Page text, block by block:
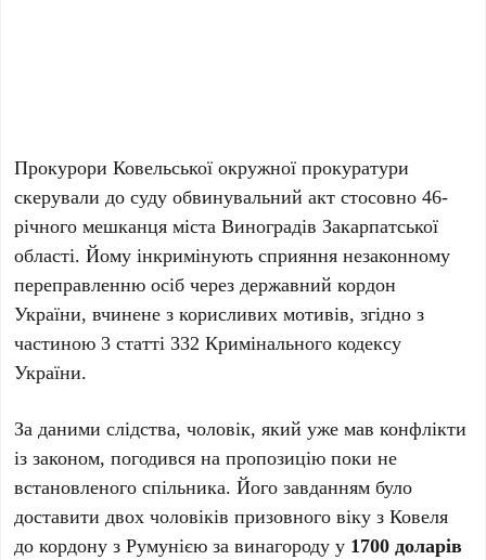
Прокурори Ковельської окружної прокуратури
скерували до суду обвинувальний акт стосовно 46-
річного мешканця міста Виноградів Закарпатської
області. Йому інкримінують сприяння незаконному
переправленню осіб через державний кордон
України, вчинене з корисливих мотивів, згідно з
частиною 3 статті 332 Кримінального кодексу
України.
За даними слідства, чоловік, який уже мав конфлікти
із законом, погодився на пропозицію поки не
встановленого спільника. Його завданням було
доставити двох чоловіків призовного віку з Ковеля
до кордону з Румунією за винагороду у 1700 доларів